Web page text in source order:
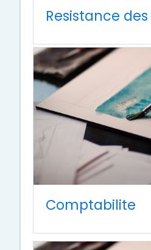
Resistance
Comptabilite